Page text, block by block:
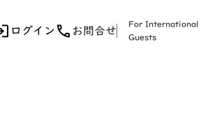
ログイン お問合せ
For International
Guests